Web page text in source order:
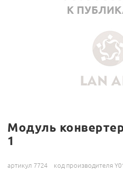
Модуль
1
артикул 7724 код производителя